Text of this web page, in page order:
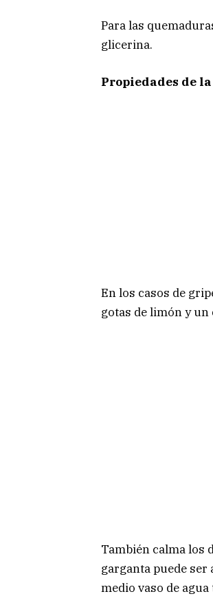
Para las
glicerina.
Propiedades de
En los casos de
gotas de limón y
También calma los
garganta puede ser
medio vaso de